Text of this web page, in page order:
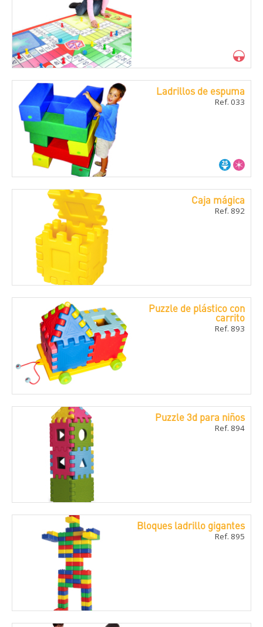
Ladrillos de espuma
Ref. 033
Caja mágica
Ref. 892
Puzzle de plástico con
carrito
Ref. 893
Puzzle 3d para niños
Ref. 894
Bloques ladrillo gigantes
Ref. 895